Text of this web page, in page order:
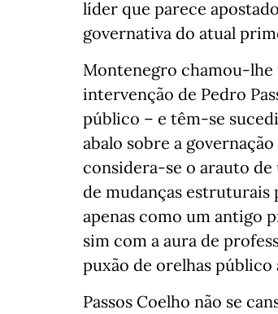
líder que parece
governativa do atual
Montenegro chamou-lhe
intervenção de Pedro
público – e têm-se
abalo sobre a
considera-se o arauto de
de mudanças estruturais
apenas como um antigo
sim com a aura de
puxão de orelhas público
Passos Coelho não se